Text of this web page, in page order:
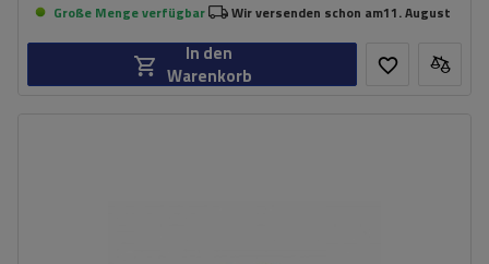
Große Menge verfügbar Wir versenden schon am11. August
In den
Warenkorb